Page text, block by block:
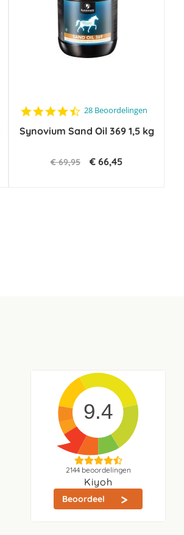
4.6
rating
28 Beoordelingen
Synovium Sand Oil 369 1,5 kg
€ 69,95 € 66,45
9.4
2144beoordelingen
Kiyoh
Beoordeel